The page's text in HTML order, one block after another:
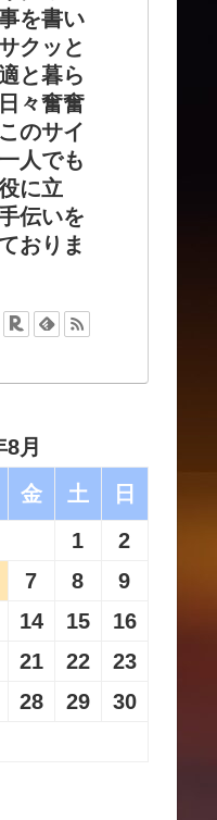
を書い
クッと
と暮ら
々奮奮
のサイ
人でも
に立
伝いを
おりま
月
金 土
日
1
2
7 8
9
14 15
16
21 22
23
28 29
30